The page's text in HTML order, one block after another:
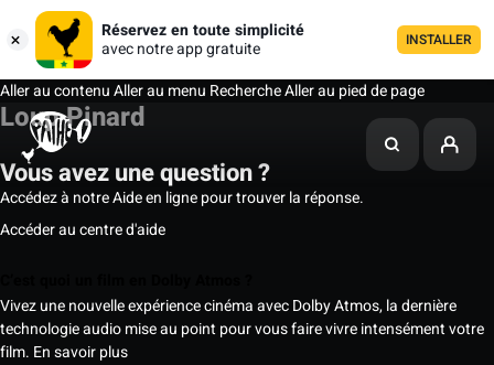
Réservez en toute simplicité
avec notre app gratuite
INSTALLER
Aller au contenuAller au menu RechercheAller au pied de page
Loup Pinard
Vous avez une question ?
Accédez à notre Aide en ligne pour trouver la réponse.
Accéder au centre d'aide
Vivez une nouvelle expérience cinéma avec Dolby Atmos, la dernière
technologie audio mise au point pour vous faire vivre intensément votre
film. En savoir plus